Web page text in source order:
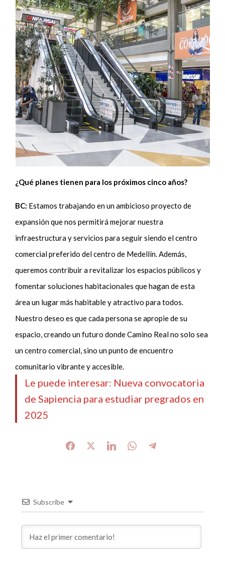
¿Qué planes tienen para los próximos cinco años?
BC: Estamos trabajando en un ambicioso proyecto de
expansión que nos permitirá mejorar nuestra
infraestructura y servicios para seguir siendo el centro
comercial preferido del centro de Medellín. Además,
queremos contribuir a revitalizar los espacios públicos y
fomentar soluciones habitacionales que hagan de esta
área un lugar más habitable y atractivo para todos.
Nuestro deseo es que cada persona se apropie de su
espacio, creando un futuro donde Camino Real no solo sea
un centro comercial, sino un punto de encuentro
comunitario vibrante y accesible.
Le puede interesar: Nueva convocatoria
de Sapiencia para estudiar pregrados en
2025
Subscribe